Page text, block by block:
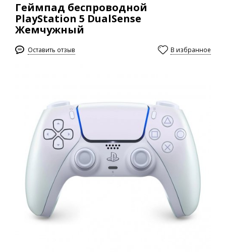
Геймпад беспроводной
PlayStation 5 DualSense
Жемчужный
Оставить отзыв В избранное